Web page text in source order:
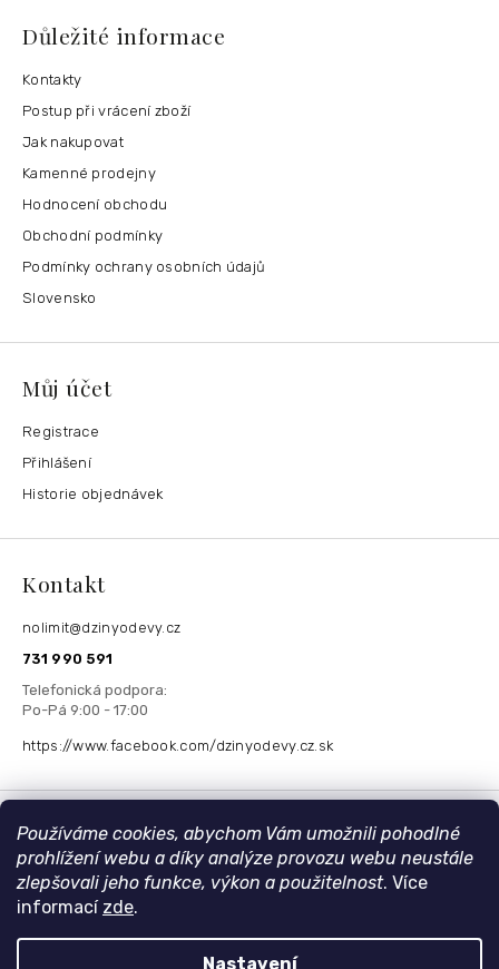
Používáme cookies, abychom Vám umožnili pohodlné
prohlížení webu a díky analýze provozu webu neustále
zlepšovali jeho funkce, výkon a použitelnost. Více
informací zde.
Nastavení
Důležité informace
Kontakty
Postup při vrácení zboží
Jak nakupovat
Kamenné prodejny
Hodnocení obchodu
Obchodní podmínky
Podmínky ochrany osobních údajů
Slovensko
Můj účet
Registrace
Přihlášení
Historie objednávek
Kontakt
nolimit@dzinyodevy.cz
731 990 591
https://www.facebook.com/dzinyodevy.cz.sk
Přijímáme online platby